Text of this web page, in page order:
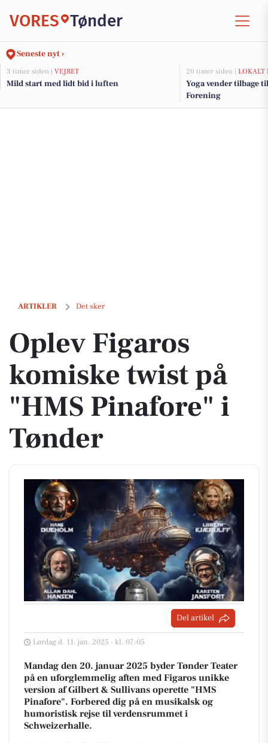
VORES Tønder
Seneste nyt ›
3 timer siden | VEJRET
Mild start med lidt bid i luften
20 timer siden | LOKALT
Yoga vender tilbage
Forening
ARTIKLER Det sker
Oplev Figaros komiske twist på "HMS Pinafore" i Tønder
Oplev Figaros
komiske twist på
"HMS Pinafore" i
Tønder
Del artikel
Lørdag d. 11. jan. 2025 - kl. 07:05
Mandag den 20. januar 2025 byder Tønder Teater
på en uforglemmelig aften med Figaros unikke
version af Gilbert & Sullivans operette "HMS
Pinafore". Forbered dig på en musikalsk og
humoristisk rejse til verdensrummet i
Schweizerhalle.